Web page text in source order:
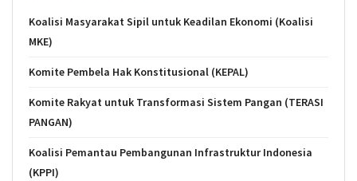
Koalisi Masyarakat Sipil untuk Keadilan Ekonomi (Koalisi
MKE)
Komite Pembela Hak Konstitusional (KEPAL)
Komite Rakyat untuk Transformasi Sistem Pangan (TERASI
PANGAN)
Koalisi Pemantau Pembangunan Infrastruktur Indonesia
(KPPI)